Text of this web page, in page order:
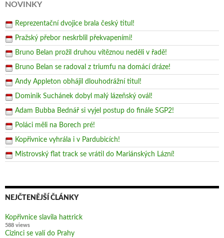
NOVINKY
Reprezentační dvojice brala český titul!
Pražský přebor neskrblil překvapeními!
Bruno Belan prožil druhou vítěznou neděli v řadě!
Bruno Belan se radoval z triumfu na domácí dráze!
Andy Appleton obhájil dlouhodrážní titul!
Dominik Suchánek dobyl malý lázeňský ovál!
Adam Bubba Bednář si vyjel postup do finále SGP2!
Poláci měli na Borech pré!
Kopřivnice vyhrála i v Pardubicích!
Mistrovský flat track se vrátil do Mariánských Lázní!
NEJČTENĚJŠÍ ČLÁNKY
Kopřivnice slavila hattrick
588 views
Cizinci se valí do Prahy